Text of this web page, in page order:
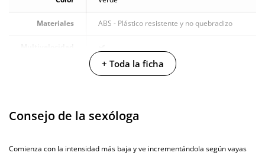
Materiales ABS - Plástico resistente y no quebradizo
Cargador USB
+ Toda la ficha
Consejo de la sexóloga
Comienza con la intensidad más baja y ve incrementándola según vayas